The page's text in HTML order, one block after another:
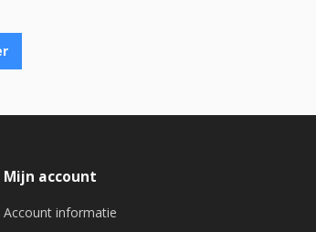
Mijn account
Account informatie